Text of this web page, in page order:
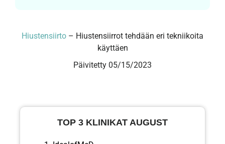
Hiustensiirto – Hiustensiirrot tehdään eri tekniikoita
käyttäen
Päivitetty 05/15/2023
TOP 3 KLINIKAT AUGUST